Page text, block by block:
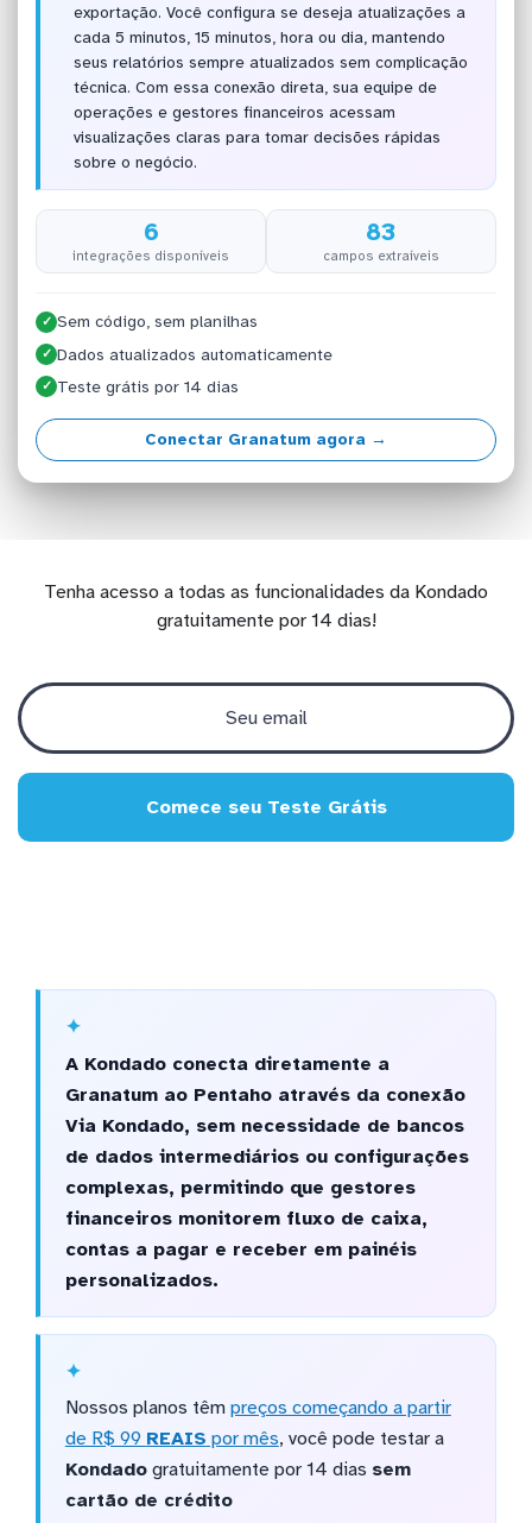
exportação. Você configura se deseja atualizações a
cada 5 minutos, 15 minutos, hora ou dia, mantendo
seus relatórios sempre atualizados sem complicação
técnica. Com essa conexão direta, sua equipe de
operações e gestores financeiros acessam
visualizações claras para tomar decisões rápidas
sobre o negócio.
6
integrações disponíveis
83
campos extraíveis
✓ Sem código, sem planilhas
✓ Dados atualizados automaticamente
✓ Teste grátis por 14 dias
Conectar Granatum agora →
Tenha acesso a todas as funcionalidades da Kondado
gratuitamente por 14 dias!
Comece seu Teste Grátis
A Kondado conecta diretamente a
Granatum ao Pentaho através da conexão
Via Kondado, sem necessidade de bancos
de dados intermediários ou configurações
complexas, permitindo que gestores
financeiros monitorem fluxo de caixa,
contas a pagar e receber em painéis
personalizados.
Nossos planos têm preços começando a partir
de R$ 99 REAIS por mês, você pode testar a
Kondadogratuitamente por 14 dias sem
cartão de crédito